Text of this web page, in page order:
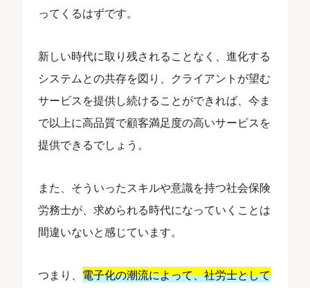
ってくるはずです。
新しい時代に取り残されることなく、進化する
システムとの共存を図り、クライアントが望む
サービスを提供し続けることができれば、今ま
で以上に高品質で顧客満足度の高いサービスを
提供できるでしょう。
また、そういったスキルや意識を持つ社会保険
労務士が、求められる時代になっていくことは
間違いないと感じています。
つまり、電子化の潮流によって、社労士として